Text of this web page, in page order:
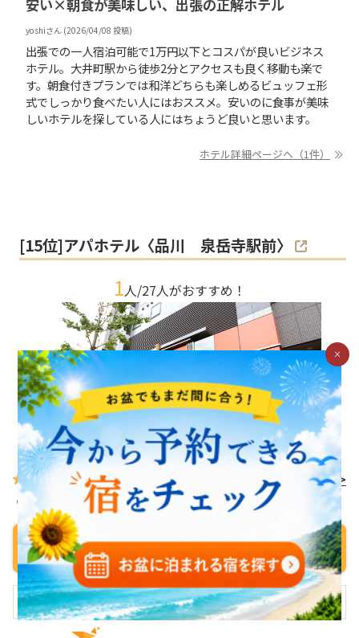
安い×朝食が美味しい、出張の正解ホテル
yoshiさん (2026/04/08 投稿)
出張での一人宿泊可能で1万円以下とコスパが良いビジネス
ホテル。大井町駅から徒歩2分とアクセスも良く移動も楽で
す。朝食付きプランでは和洋どちらも楽しめるビュッフェ形
式でしっかり食べたい人にはおススメ。安いのに食事が美味
しいホテルを探している人にはちょうど良いと思います。
ホテル詳細ページへ（1件）
[15位]アパホテル〈品川 泉岳寺駅前〉
1人/27人がおすすめ！
4.3 1件 >
東京都港区高輪2-16-30
料金を表示する
割引クーポンをチェック
×